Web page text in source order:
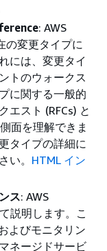
: AWS
の変更タイプに
には、変更タイ
トのウォークス
に関する一般的
エスト (RFCs) と
面を理解できま
タイプの詳細に
い。 HTML イン
ス: AWS
説明します。こ
よびモニタリン
ネージドサービ